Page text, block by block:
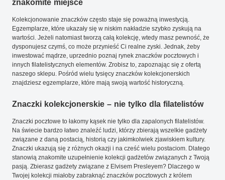
znakomite miejsce
Kolekcjonowanie znaczków często staje się poważną inwestycją.
Egzemplarze, które ukazały się w niskim nakładzie szybko zyskują na
wartości. Jeżeli natomiast tworzą całą kolekcję, wtedy masz pewność, że
dysponujesz czymś, co może przynieść Ci realne zyski. Jednak, żeby
inwestować mądrze, uprzednio poznaj rynek znaczków pocztowych i
innych filatelistycznych elementów. Zrobisz to, zapoznając się z ofertą
naszego sklepu. Pośród wielu tysięcy znaczków kolekcjonerskich
znajdziesz egzemplarze, które mają swoją wartość historyczną.
Znaczki kolekcjonerskie – nie tylko dla filatelistów
Znaczki pocztowe to łakomy kąsek nie tylko dla zapalonych filatelistów.
Na świecie bardzo łatwo znaleźć ludzi, którzy zbierają wszelkie gadżety
związane z daną postacią, historią czy jakimkolwiek zjawiskiem kultury.
Znaczki ukazują się z różnych okazji i na cześć wielu postaciom. Dlatego
stanowią znakomite uzupełnienie kolekcji gadżetów związanych z Twoją
pasją. Zbierasz gadżety związane z Elvisem Presleyem? Dlaczego w
Twojej kolekcji miałoby zabraknąć znaczków pocztowych z królem